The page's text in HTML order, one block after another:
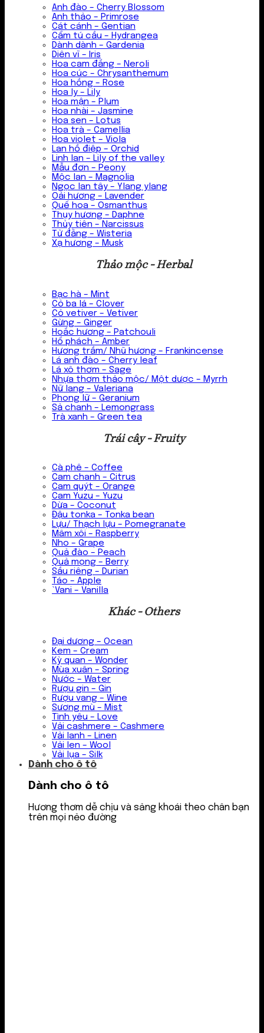
Anh đào – Cherry Blossom
Anh thảo – Primrose
Cát cánh – Gentian
Cẩm tú cầu – Hydrangea
Dành dành – Gardenia
Diên vĩ – Iris
Hoa cam đắng – Neroli
Hoa cúc – Chrysanthemum
Hoa hồng – Rose
Hoa ly – Lily
Hoa mận – Plum
Hoa nhài – Jasmine
Hoa sen – Lotus
Hoa trà – Camellia
Hoa violet – Viola
Lan hồ điệp – Orchid
Linh lan – Lily of the valley
Mẫu đơn – Peony
Mộc lan – Magnolia
Ngọc lan tây – Ylang ylang
Oải hương – Lavender
Quế hoa – Osmanthus
Thụy hương – Daphne
Thủy tiên – Narcissus
Tử đằng – Wisteria
Xạ hương – Musk
Thảo mộc - Herbal
Bạc hà – Mint
Cỏ ba lá – Clover
Cỏ vetiver – Vetiver
Gừng – Ginger
Hoắc hương – Patchouli
Hổ phách – Amber
Hương trầm/ Nhũ hương – Frankincense
Lá anh đào – Cherry leaf
Lá xô thơm – Sage
Nhựa thơm thảo mộc/ Một dược – Myrrh
Nữ lang – Valeriana
Phong lữ – Geranium
Sả chanh – Lemongrass
Trà xanh – Green tea
Trái cây - Fruity
Cà phê – Coffee
Cam chanh – Citrus
Cam quýt – Orange
Cam Yuzu – Yuzu
Dừa – Coconut
Đậu tonka – Tonka bean
Lựu/ Thạch lựu – Pomegranate
Mâm xôi – Raspberry
Nho – Grape
Quả đào – Peach
Quả mọng – Berry
Sầu riêng – Durian
Táo – Apple
`Vani – Vanilla
Khác - Others
Đại dương – Ocean
Kem – Cream
Kỳ quan – Wonder
Mùa xuân – Spring
Nước – Water
Rượu gin – Gin
Rượu vang – Wine
Sương mù – Mist
Tình yêu – Love
Vải cashmere – Cashmere
Vải lanh – Linen
Vải len – Wool
Vải lụa – Silk
Dành cho ô tô
Dành cho ô tô
Hương thơm dễ chịu và sảng khoái theo chân bạn
trên mọi nẻo đường